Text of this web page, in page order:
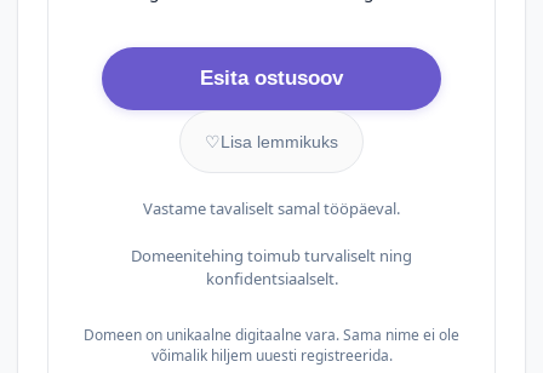
Esita ostusoov
♡Lisa lemmikuks
Vastame tavaliselt samal tööpäeval.
Domeenitehing toimub turvaliselt ning
konfidentsiaalselt.
Domeen on unikaalne digitaalne vara. Sama nime ei ole
võimalik hiljem uuesti registreerida.